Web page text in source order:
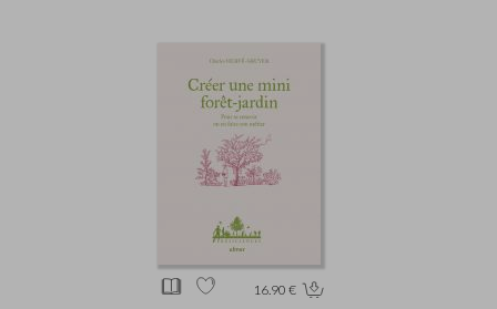
16.90 €